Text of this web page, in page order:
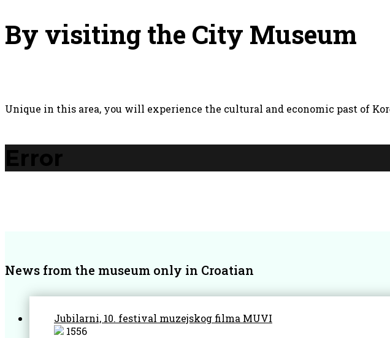
By visiting the City Museum
Unique in this area, you will experience the cultural and economic past of
Error
News from the museum only in Croatian
Jubilarni, 10. festival muzejskog filma MUVI
1556